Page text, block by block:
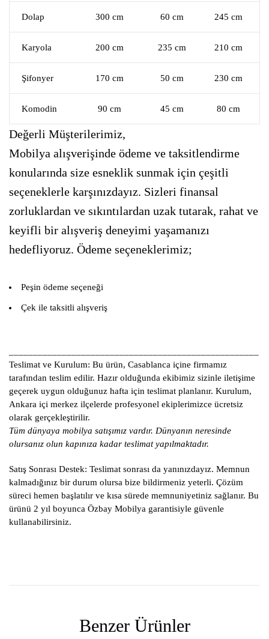
Dolap 300 cm 60 cm 245 cm
Karyola 200 cm 235 cm 210 cm
Şifonyer 170 cm 50 cm 230 cm
Komodin 90 cm 45 cm 80 cm
Değerli Müşterilerimiz,
Mobilya alışverişinde ödeme ve taksitlendirme
konularında size esneklik sunmak için çeşitli
seçeneklerle karşınızdayız. Sizleri finansal
zorluklardan ve sıkıntılardan uzak tutarak, rahat ve
keyifli bir alışveriş deneyimi yaşamanızı
hedefliyoruz. Ödeme seçeneklerimiz;
Peşin ödeme seçeneği
Çek ile taksitli alışveriş
Teslimat ve Kurulum: Bu ürün, Casablanca içine firmamız
tarafından teslim edilir. Hazır olduğunda ekibimiz sizinle iletişime
geçerek uygun olduğunuz hafta için teslimat planlanır. Kurulum,
Ankara içi merkez ilçelerde profesyonel ekiplerimizce ücretsiz
olarak gerçekleştirilir.
Tüm dünyaya mobilya satışımız vardır. Dünyanın neresinde
olursanız olun kapınıza kadar teslimat yapılmaktadır.
Satış Sonrası Destek: Teslimat sonrası da yanınızdayız. Memnun
kalmadığınız bir durum olursa bize bildirmeniz yeterli. Çözüm
süreci hemen başlatılır ve kısa sürede memnuniyetiniz sağlanır. Bu
ürünü 2 yıl boyunca Özbay Mobilya garantisiyle güvenle
kullanabilirsiniz.
Benzer Ürünler